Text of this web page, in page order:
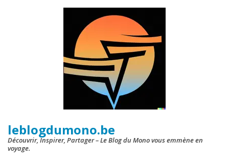
leblogdumono.be
Découvrir, Inspirer, Partager – Le Blog du Mono vous emmène en
voyage.